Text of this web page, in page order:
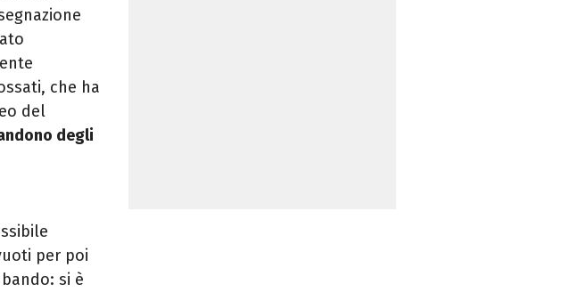
che ha
del
degli
per poi
si è